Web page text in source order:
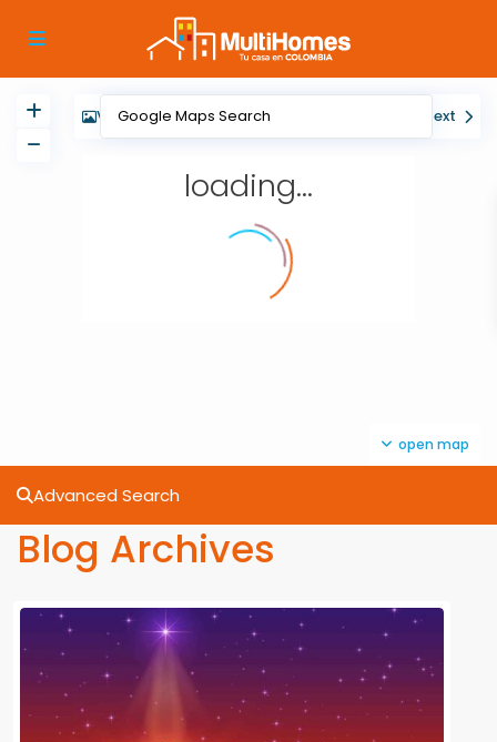
loading...
open map
View My Location Next
Advanced Search
Blog Archives